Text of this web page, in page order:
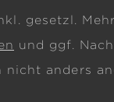
gesetzl.
und ggf.
nicht anders